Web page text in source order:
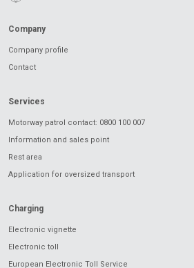
Company
Company profile
Contact
Services
Motorway patrol contact: 0800 100 007
Information and sales point
Rest area
Application for oversized transport
Charging
Electronic vignette
Electronic toll
European Electronic Toll Service